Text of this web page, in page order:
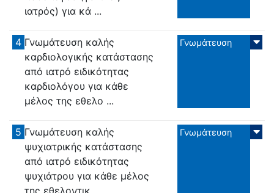
ιατρός) για κά ...
4 Γνωμάτευση καλής
καρδιολογικής κατάστασης
από ιατρό ειδικότητας
καρδιολόγου για κάθε
μέλος της εθελο ...
Γνωμάτευση
5 Γνωμάτευση καλής
ψυχιατρικής κατάστασης
από ιατρό ειδικότητας
ψυχιάτρου για κάθε μέλος
της εθελοντικ ...
Γνωμάτευση